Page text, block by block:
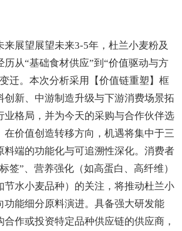
来展望展望未来3-5年，杜兰小麦粉及
历从“基础食材供应”到“价值驱动与方
迁。本次分析采用【价值链重塑】框
创新、中游制造升级与下游消费场景拓
业格局，并为今天的采购与合作伙伴选
在价值创造转移方向，机遇将集中于三
料端的功能化与可追溯性深化。消费者
签”、营养强化（如高蛋白、高纤维）
节水小麦品种）的关注，将推动杜兰小
功能细分原料演进。具备强大研发能
合作或投资特定品种供应链的供应商，